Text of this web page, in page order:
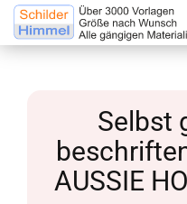
Selbst
AUSSIE